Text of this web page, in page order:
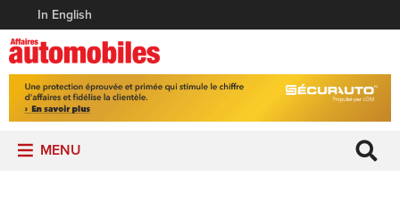
In English
MENU